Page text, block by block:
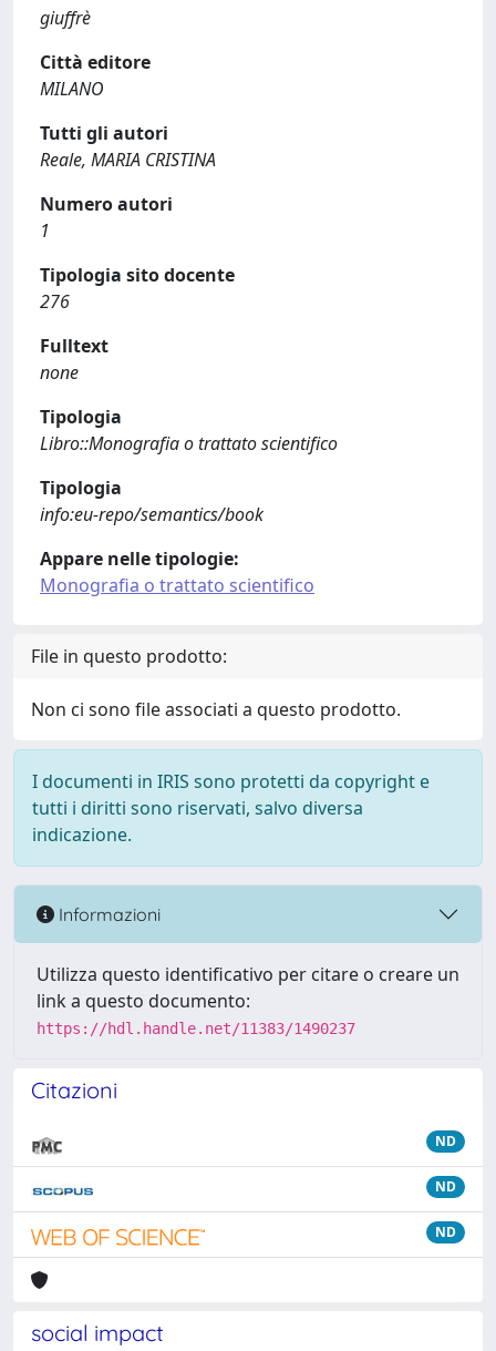
giuffrè
Città editore
MILANO
Tutti gli autori
Reale, MARIA CRISTINA
Numero autori
1
Tipologia sito docente
276
Fulltext
none
Tipologia
Libro::Monografia o trattato scientifico
Tipologia
info:eu-repo/semantics/book
Appare nelle tipologie:
Monografia o trattato scientifico
File in questo prodotto:
Non ci sono file associati a questo prodotto.
I documenti in IRIS sono protetti da copyright e
tutti i diritti sono riservati, salvo diversa
indicazione.
Informazioni
Utilizza questo identificativo per citare o creare un
link a questo documento:
https://hdl.handle.net/11383/1490237
Citazioni
ND
ND
ND
social impact